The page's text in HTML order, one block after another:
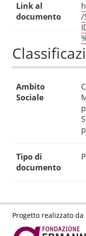
Link al
documento
/
Ambito
Sociale
Tipo di
documento
Progetto realizzato da